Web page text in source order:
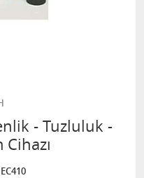
- Tuzluluk -
EC410